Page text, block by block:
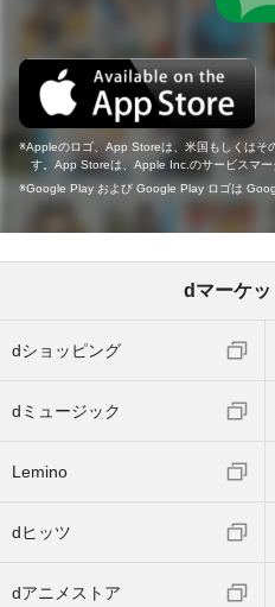
Appleのロゴ、App Storeは、米国もしくはそ
す。App Storeは、Apple Inc.のサービスマー
Google Play および Google Play ロゴは
dマーケ
dショッピング
dミュージック
Lemino
dヒッツ
dアニメストア